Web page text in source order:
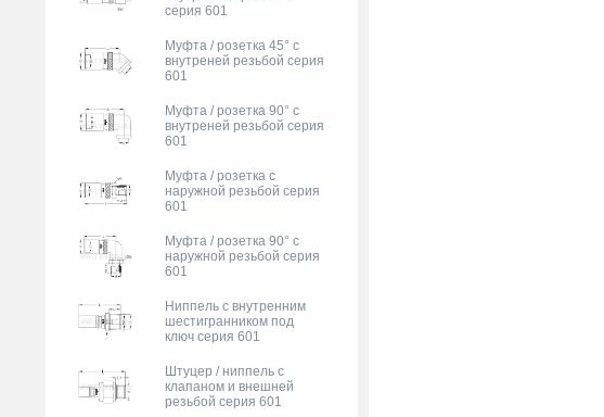
серия 601
Муфта / розетка 45° с
внутреней резьбой серия
601
Муфта / розетка 90° с
внутреней резьбой серия
601
Муфта / розетка с
наружной резьбой серия
601
Муфта / розетка 90° с
наружной резьбой серия
601
Ниппель с внутренним
шестигранником под
ключ серия 601
Штуцер / ниппель с
клапаном и внешней
резьбой серия 601